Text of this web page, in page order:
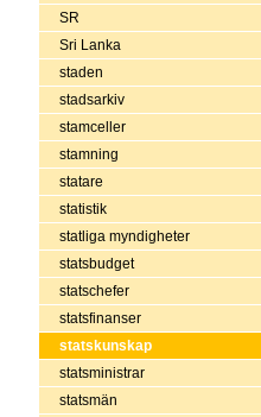
SR
Sri Lanka
staden
stadsarkiv
stamceller
stamning
statare
statistik
statliga myndigheter
statsbudget
statschefer
statsfinanser
statskunskap
statsministrar
statsmän